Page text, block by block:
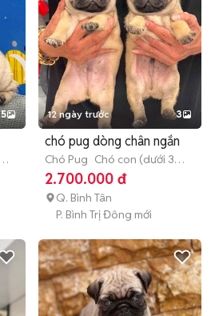
5 12 ngày trước 3
chó pug dòng chân ngắn
Chó Pug Chó con (dưới 3
tháng tuổi)
2.700.000 đ
Q. Bình Tân
P. Bình Trị Đông mới